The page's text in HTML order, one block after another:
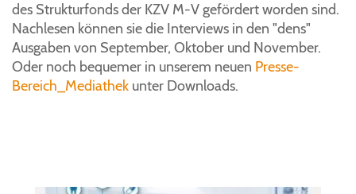
des Strukturfonds der KZV M-V gefördert worden sind.
Nachlesen können sie die Interviews in den "dens"
Ausgaben von September, Oktober und November.
Oder noch bequemer in unserem neuen Presse-
Bereich_Mediathek unter Downloads.